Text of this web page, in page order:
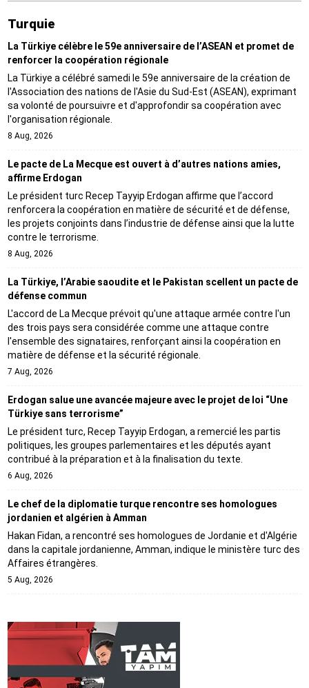
Turquie
La Türkiye célèbre le 59e anniversaire de l’ASEAN et promet de
renforcer la coopération régionale
La Türkiye a célébré samedi le 59e anniversaire de la création de
l'Association des nations de l'Asie du Sud-Est (ASEAN), exprimant
sa volonté de poursuivre et d'approfondir sa coopération avec
l'organisation régionale.
8 Aug, 2026
Le pacte de La Mecque est ouvert à d’autres nations amies,
affirme Erdogan
Le président turc Recep Tayyip Erdogan affirme que l’accord
renforcera la coopération en matière de sécurité et de défense,
les projets conjoints dans l’industrie de défense ainsi que la lutte
contre le terrorisme.
8 Aug, 2026
La Türkiye, l’Arabie saoudite et le Pakistan scellent un pacte de
défense commun
L'accord de La Mecque prévoit qu'une attaque armée contre l'un
des trois pays sera considérée comme une attaque contre
l'ensemble des signataires, renforçant ainsi la coopération en
matière de défense et la sécurité régionale.
7 Aug, 2026
Erdogan salue une avancée majeure avec le projet de loi “Une
Türkiye sans terrorisme”
Le président turc, Recep Tayyip Erdogan, a remercié les partis
politiques, les groupes parlementaires et les députés ayant
contribué à la préparation et à la finalisation du texte.
6 Aug, 2026
Le chef de la diplomatie turque rencontre ses homologues
jordanien et algérien à Amman
Hakan Fidan, a rencontré ses homologues de Jordanie et d'Algérie
dans la capitale jordanienne, Amman, indique le ministère turc des
Affaires étrangères.
5 Aug, 2026